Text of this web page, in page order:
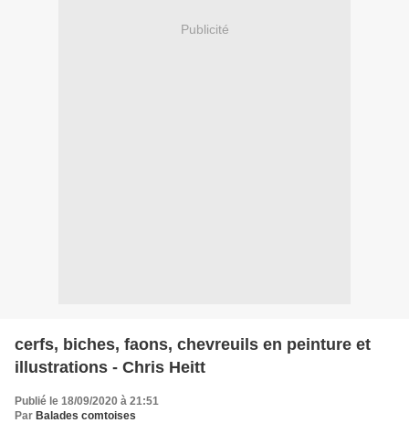
Publicité
cerfs, biches, faons, chevreuils en peinture et
illustrations - Chris Heitt
Publié le 18/09/2020 à 21:51
Par Balades comtoises